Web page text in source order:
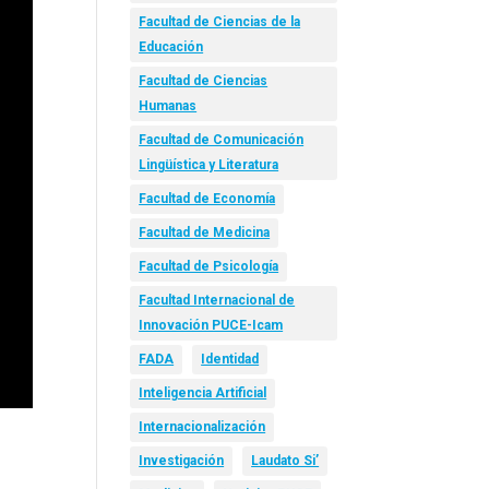
Facultad de Ciencias de la
Educación
Facultad de Ciencias
Humanas
Facultad de Comunicación
Lingüística y Literatura
Facultad de Economía
Facultad de Medicina
Facultad de Psicología
Facultad Internacional de
Innovación PUCE-Icam
FADA Identidad
Inteligencia Artificial
Internacionalización
Investigación Laudato Si’